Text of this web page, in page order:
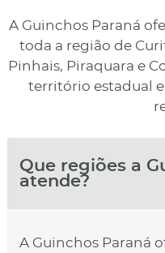
A Guinchos Paraná
toda a região de
Pinhais, Piraquara e
território estadual
Que regiões a
atende?
A Guinchos Paraná